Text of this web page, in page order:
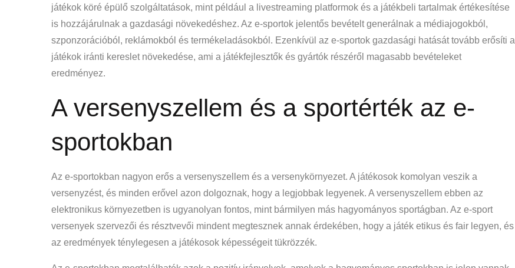
játékok köré épülő szolgáltatások, mint például a livestreaming platformok és a játékbeli tartalmak értékesítése
is hozzájárulnak a gazdasági növekedéshez. Az e-sportok jelentős bevételt generálnak a médiajogokból,
szponzorációból, reklámokból és termékeladásokból. Ezenkívül az e-sportok gazdasági hatását tovább erősíti a
játékok iránti kereslet növekedése, ami a játékfejlesztők és gyártók részéről magasabb bevételeket
eredményez.
A versenyszellem és a sportérték az e-
sportokban
Az e-sportokban nagyon erős a versenyszellem és a versenykörnyezet. A játékosok komolyan veszik a
versenyzést, és minden erővel azon dolgoznak, hogy a legjobbak legyenek. A versenyszellem ebben az
elektronikus környezetben is ugyanolyan fontos, mint bármilyen más hagyományos sportágban. Az e-sport
versenyek szervezői és résztvevői mindent megtesznek annak érdekében, hogy a játék etikus és fair legyen, és
az eredmények ténylegesen a játékosok képességeit tükrözzék.